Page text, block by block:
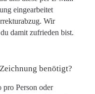
eingearbeitet
Wir
damit zufrieden bist.
benötigt?
pro Person oder